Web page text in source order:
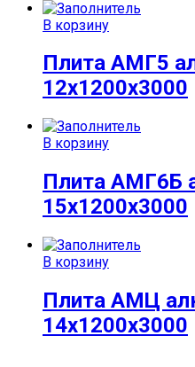
В корзину
Плита АМГ5
12x1200x3000
В корзину
Плита АМГ6Б
15x1200x3000
В корзину
Плита АМЦ
14x1200x3000